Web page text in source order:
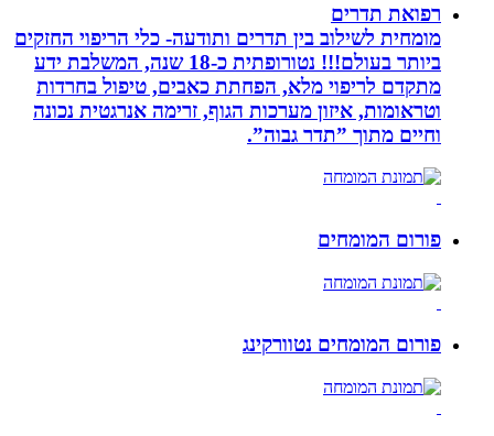
רפואת תדרים
מומחית לשילוב בין תדרים ותודעה- כלי הריפוי החזקים
ביותר בעולם!!! נטורופתית כ-18 שנה, המשלבת ידע
מתקדם לריפוי מלא, הפחתת כאבים, טיפול בחרדות
וטראומות, איזון מערכות הגוף, זרימה אנרגטית נכונה
וחיים מתוך ”תדר גבוה”.
פורום המומחים
פורום המומחים נטוורקינג